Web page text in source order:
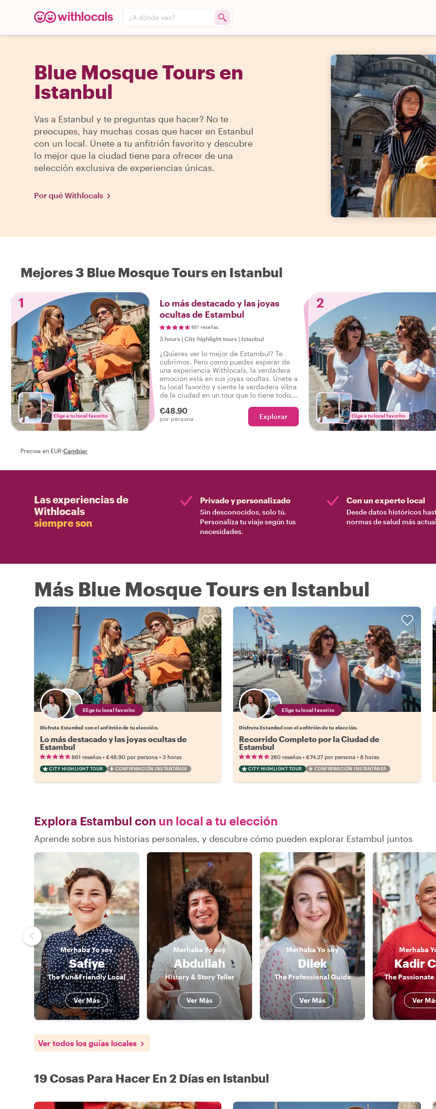
¿A dónde vas?
Blue Mosque Tours en
Istanbul
Vas a Estanbul y te preguntas que hacer? No te
preocupes, hay muchas cosas que hacer en Estanbul
con un local. Únete a tu anfitrión favorito y descubre
lo mejor que la ciudad tiene para ofrecer de una
selección exclusiva de experiencias únicas.
Por qué Withlocals
Mejores 3 Blue Mosque Tours en Istanbul
1
Elige a tu local favorito
Lo más destacado y las joyas
ocultas de Estambul
861 reseñas
3 hours | City highlight tours | Istanbul
¿Quieres ver lo mejor de Estambul? Te
cubrimos. Pero como puedes esperar de
una experiencia Withlocals, la verdadera
emoción está en sus joyas ocultas. Únete a
tu local favorito y siente la verdadera vibra
de la ciudad en un tour que lo tiene todo,
verdadero Estambul!
€48.90
por persona Explorar
2
Elige a tu local favorito
Precios en EUR·Cambiar
Las experiencias de
Withlocals
siempre son
Privado y personalizado
Sin desconocidos, solo tú.
Personaliza tu viaje según tus
necesidades.
Con un experto local
Desde datos históricos
normas de salud más
Más Blue Mosque Tours en Istanbul
Elige tu local favorito
Disfruta Estambul con el anfitrión de tu elección.
Lo más destacado y las joyas ocultas de
Estambul
861 reseñas • €48.90 por persona • 3 horas
CITY HIGHLIGHT TOUR CONFIRMACIÓN INSTANTÁNEA
Elige tu local favorito
Disfruta Estambul con el anfitrión de tu elección.
Recorrido Completo por la Ciudad de
Estambul
280 reseñas •€74.27 por persona •8 horas
CITY HIGHLIGHT TOUR CONFIRMACIÓN INSTANTÁNEA
Explora Estambul con un local a tu elección
Aprende sobre sus historias personales, y descubre cómo pueden explorar Estambul juntos
MerhabaYo soy
Safiye
The Fun&Friendly Local
Ver Más
Merhaba Yo soy
Abdullah
History & Story Teller
Ver Más
MerhabaYo soy
Dilek
The Professional Guide
Ver Más
Merhaba
Kadir
The
Ver
Ver todos los guías locales
19 Cosas Para Hacer En 2 Días en Istanbul